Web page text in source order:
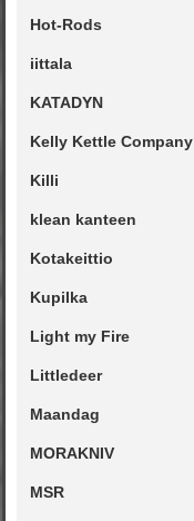
Hot-Rods
iittala
KATADYN
Kelly Kettle Company
Killi
klean kanteen
Kotakeittio
Kupilka
Light my Fire
Littledeer
Maandag
MORAKNIV
MSR